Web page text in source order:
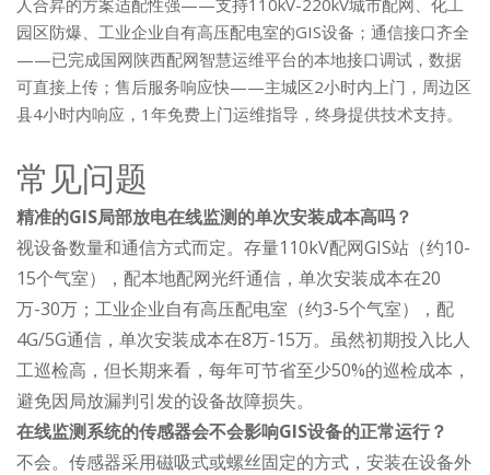
人合昇的方案适配性强——支持110kV-220kV城市配网、化工
园区防爆、工业企业自有高压配电室的GIS设备；通信接口齐全
——已完成国网陕西配网智慧运维平台的本地接口调试，数据
可直接上传；售后服务响应快——主城区2小时内上门，周边区
县4小时内响应，1年免费上门运维指导，终身提供技术支持。
常见问题
精准的GIS局部放电在线监测的单次安装成本高吗？
视设备数量和通信方式而定。存量110kV配网GIS站（约10-
15个气室），配本地配网光纤通信，单次安装成本在20
万-30万；工业企业自有高压配电室（约3-5个气室），配
4G/5G通信，单次安装成本在8万-15万。虽然初期投入比人
工巡检高，但长期来看，每年可节省至少50%的巡检成本，
避免因局放漏判引发的设备故障损失。
在线监测系统的传感器会不会影响GIS设备的正常运行？
不会。传感器采用磁吸式或螺丝固定的方式，安装在设备外